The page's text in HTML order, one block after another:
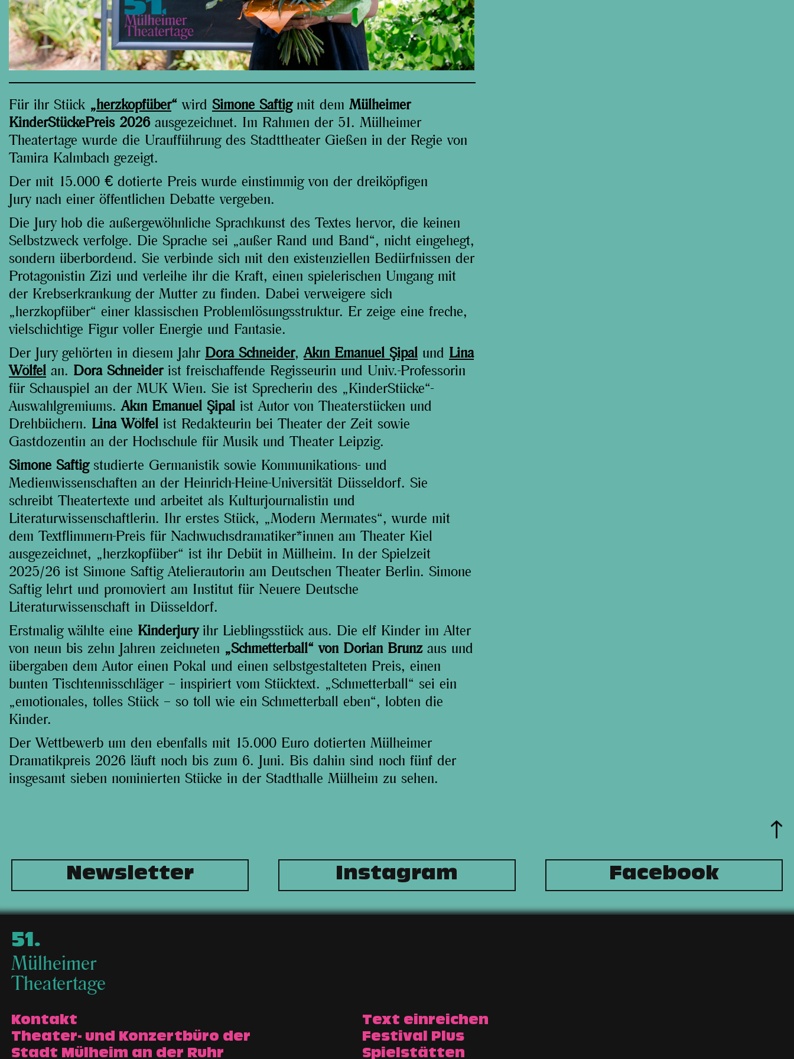
Für ihr Stück „herzkopfüber“ wird Simone Saftigmit dem Mülheimer
KinderStückePreis 2026 ausgezeichnet. Im Rahmen der 51. Mülheimer
Theatertage wurde die Uraufführung des Stadttheater Gießen in der Regie von
Tamira Kalmbach gezeigt.
Der mit 15.000 € dotierte Preis wurde einstimmig von der dreiköpfigen
Jury nach einer öffentlichen Debatte vergeben.
Die Jury hob die außergewöhnliche Sprachkunst des Textes hervor, die keinen
Selbstzweck verfolge. Die Sprache sei „außer Rand und Band“, nicht eingehegt,
sondern überbordend. Sie verbinde sich mit den existenziellen Bedürfnissen der
Protagonistin Zizi und verleihe ihr die Kraft, einen spielerischen Umgang mit
der Krebserkrankung der Mutter zu finden. Dabei verweigere sich
„herzkopfüber“ einer klassischen Problemlösungsstruktur. Er zeige eine freche,
vielschichtige Figur voller Energie und Fantasie.
Der Jury gehörten in diesem Jahr Dora Schneider,Akın Emanuel Şipal und Lina
Wölfel an. Dora Schneiderist freischaffende Regisseurin und Univ.-Professorin
für Schauspiel an der MUK Wien. Sie ist Sprecherin des „KinderStücke“-
Auswahlgremiums.Akın Emanuel Şipal ist Autor von Theaterstücken und
Drehbüchern. Lina Wölfel ist Redakteurin bei Theater der Zeit sowie
Gastdozentin an der Hochschule für Musik und Theater Leipzig.
Simone Saftigstudierte Germanistik sowie Kommunikations- und
Medienwissenschaften an der Heinrich-Heine-Universität Düsseldorf. Sie
schreibt Theatertexte und arbeitet als Kulturjournalistin und
Literaturwissenschaftlerin. Ihr erstes Stück, „Modern Mermates“, wurde mit
dem Textflimmern-Preis für Nachwuchsdramatiker*innen am Theater Kiel
ausgezeichnet, „herzkopfüber“ ist ihr Debüt in Mülheim. In der Spielzeit
2025/26 ist Simone Saftig Atelierautorin am Deutschen Theater Berlin. Simone
Saftig lehrt und promoviert am Institut für Neuere Deutsche
Literaturwissenschaft in Düsseldorf.
Erstmalig wählte eine Kinderjuryihr Lieblingsstück aus. Die elf Kinder im Alter
von neun bis zehn Jahren zeichneten „Schmetterball“ von Dorian Brunzaus und
übergaben dem Autor einen Pokal und einen selbstgestalteten Preis, einen
bunten Tischtennisschläger – inspiriert vom Stücktext. „Schmetterball“ sei ein
„emotionales, tolles Stück – so toll wie ein Schmetterball eben“, lobten die
Kinder.
Der Wettbewerb um den ebenfalls mit 15.000 Euro dotierten Mülheimer
Dramatikpreis 2026 läuft noch bis zum 6. Juni. Bis dahin sind noch fünf der
insgesamt sieben nominierten Stücke in der Stadthalle Mülheim zu sehen.
Newsletter Instagram Facebook
51.
Mülheimer
Theatertage
Kontakt
Theater- und Konzertbüro der
Stadt Mülheim an der Ruhr
Text einreichen
Festival Plus
Spielstätten